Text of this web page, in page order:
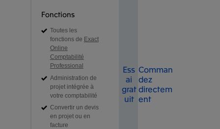
Fonctions
Toutes les
fonctions de Exact
Online
Comptabilité
Professional
Administration de
projet intégrée à
votre comptabilité
Convertir un devis
en projet ou en
facture
Ess
ai
grat
uit
Comman
dez
directem
ent